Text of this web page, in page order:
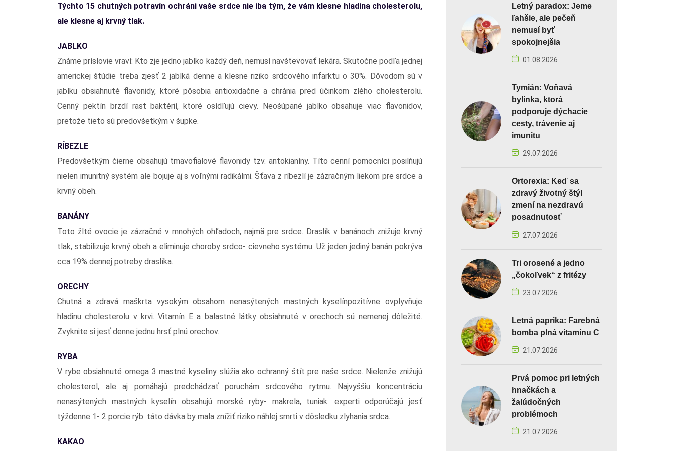
Týchto 15 chutných potravín ochráni vaše srdce nie iba tým, že vám klesne hladina cholesterolu,
ale klesne aj krvný tlak.
JABLKO
Známe príslovie vraví: Kto zje jedno jablko každý deň, nemusí navštevovať lekára. Skutočne podľa jednej
americkej štúdie treba zjesť 2 jablká denne a klesne riziko srdcového infarktu o 30%. Dôvodom sú v
jablku obsiahnuté flavonidy, ktoré pôsobia antioxidačne a chránia pred účinkom zlého cholesterolu.
Cenný pektín brzdí rast baktérií, ktoré osídľujú cievy. Neošúpané jablko obsahuje viac flavonidov,
pretože tieto sú predovšetkým v šupke.
RÍBEZLE
Predovšetkým čierne obsahujú tmavofialové flavonidy tzv. antokianíny. Títo cenní pomocníci posilňujú
nielen imunitný systém ale bojuje aj s voľnými radikálmi. Šťava z ríbezlí je zázračným liekom pre srdce a
krvný obeh.
BANÁNY
Toto žlté ovocie je zázračné v mnohých ohľadoch, najmä pre srdce. Draslík v banánoch znižuje krvný
tlak, stabilizuje krvný obeh a eliminuje choroby srdco- cievneho systému. Už jeden jediný banán pokrýva
cca 19% dennej potreby draslíka.
ORECHY
Chutná a zdravá maškrta vysokým obsahom nenasýtených mastných kyselínpozitívne ovplyvňuje
hladinu cholesterolu v krvi. Vitamín E a balastné látky obsiahnuté v orechoch sú nemenej dôležité.
Zvyknite si jesť denne jednu hrsť plnú orechov.
RYBA
V rybe obsiahnuté omega 3 mastné kyseliny slúžia ako ochranný štít pre naše srdce. Nielenže znižujú
cholesterol, ale aj pomáhajú predchádzať poruchám srdcového rytmu. Najvyššiu koncentráciu
nenasýtených mastných kyselín obsahujú morské ryby- makrela, tuniak. experti odporúčajú jesť
týždenne 1- 2 porcie rýb. táto dávka by mala znížiť riziko náhlej smrti v dôsledku zlyhania srdca.
KAKAO
Letný paradox: Jeme
ľahšie, ale pečeň
nemusí byť
spokojnejšia
01.08.2026
Tymián: Voňavá
bylinka, ktorá
podporuje dýchacie
cesty, trávenie aj
imunitu
29.07.2026
Ortorexia: Keď sa
zdravý životný štýl
zmení na nezdravú
posadnutosť
27.07.2026
Tri orosené a jedno
„čokoľvek“ z fritézy
23.07.2026
Letná paprika: Farebná
bomba plná vitamínu C
21.07.2026
Prvá pomoc pri letných
hnačkách a
žalúdočných
problémoch
21.07.2026